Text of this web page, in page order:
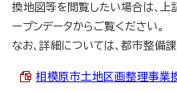
換地図等を閲覧したい場合は、
ープンデータからご覧ください。
なお、詳細については、都市整備
相模原市土地区画整理事業